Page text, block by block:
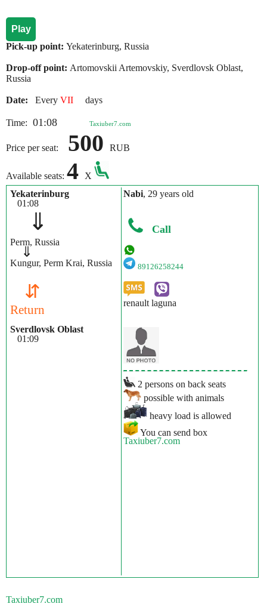
Play
Pick-up point: Yekaterinburg, Russia
Drop-off point: Artomovskii Artemovskiy, Sverdlovsk Oblast,
Russia
Date: Every VII days
Time: 01:08 Taxiuber7.com
Price per seat: 500 RUB
Available seats: 4
X
Yekaterinburg
01:08
⇓
Perm, Russia
⇓
Kungur, Perm Krai, Russia
⇵
Return
Sverdlovsk Oblast
01:09
Nabi, 29 years old
Call
89126258244
renault laguna
2 persons on back seats
possible with animals
heavy load is allowed
You can send box
Taxiuber7.com
Taxiuber7.com